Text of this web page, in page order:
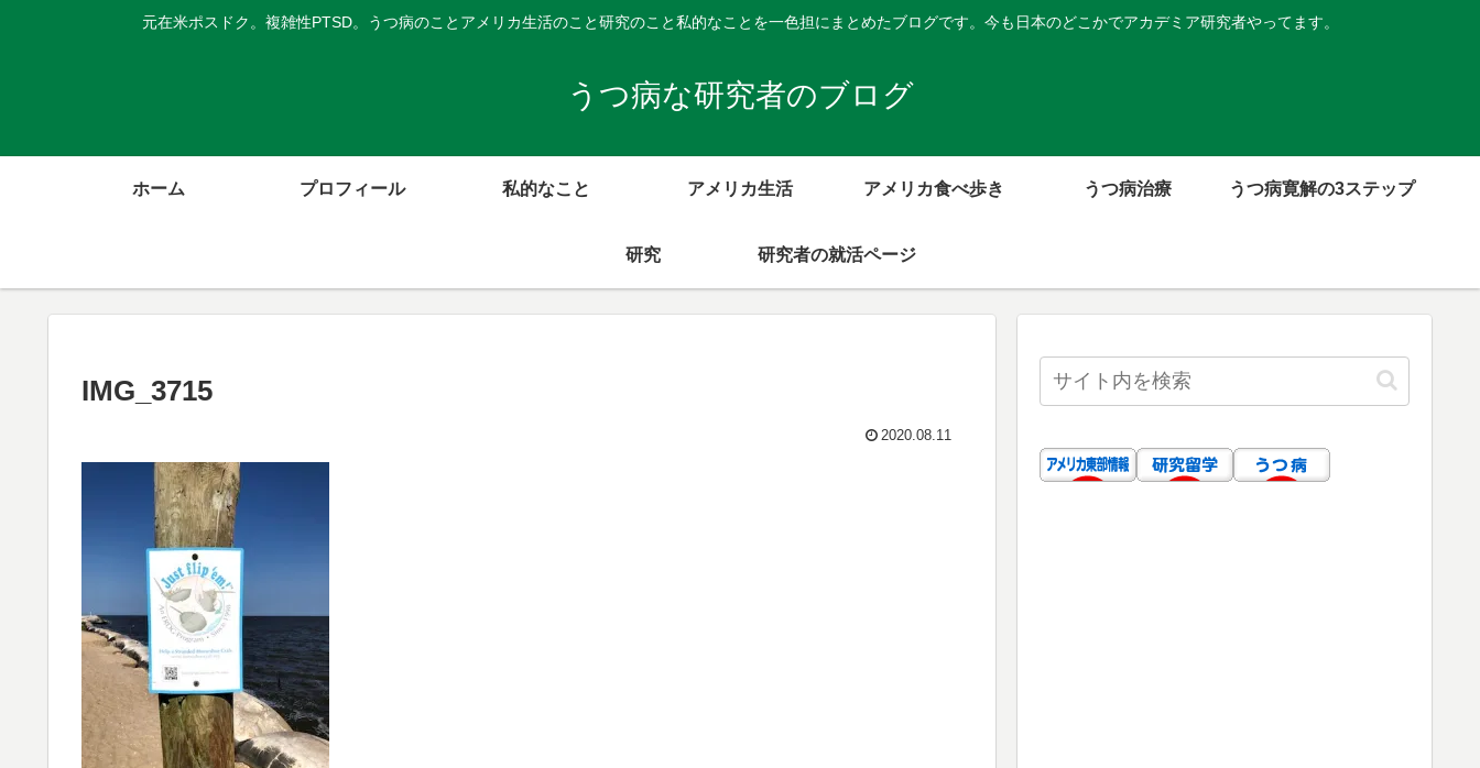
元在米ポスドク。複雑性PTSD。うつ病のことアメリカ生活のこと研究のこと私的なことを一色担にまとめたブログです。今も日本のどこかでアカデミア研究者やってます。
うつ病な研究者のブログ
ホーム プロフィール 私的なこと アメリカ生活 アメリカ食べ歩き うつ病治療 うつ病寛解の3ステップ
研究 研究者の就活ページ
IMG_3715
2020.08.11